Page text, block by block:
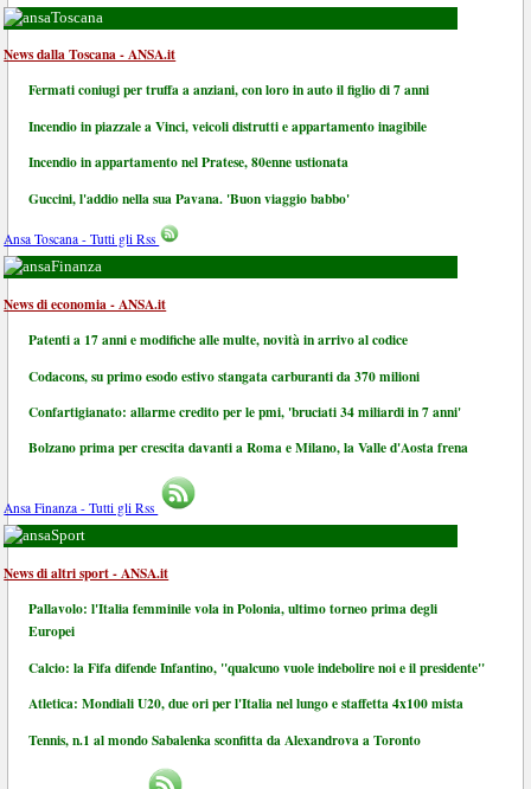
Toscana
News dalla Toscana - ANSA.it
Fermati coniugi per truffa a anziani, con loro in auto il figlio di 7 anni
Incendio in piazzale a Vinci, veicoli distrutti e appartamento inagibile
Incendio in appartamento nel Pratese, 80enne ustionata
Guccini, l'addio nella sua Pavana. 'Buon viaggio babbo'
Ansa Toscana - Tutti gli Rss
Finanza
News di economia - ANSA.it
Patenti a 17 anni e modifiche alle multe, novità in arrivo al codice
Codacons, su primo esodo estivo stangata carburanti da 370 milioni
Confartigianato: allarme credito per le pmi, 'bruciati 34 miliardi in 7 anni'
Bolzano prima per crescita davanti a Roma e Milano, la Valle d'Aosta frena
Ansa Finanza - Tutti gli Rss
Sport
News di altri sport - ANSA.it
Pallavolo: l'Italia femminile vola in Polonia, ultimo torneo prima degli
Europei
Calcio: la Fifa difende Infantino, "qualcuno vuole indebolire noi e il presidente"
Atletica: Mondiali U20, due ori per l'Italia nel lungo e staffetta 4x100 mista
Tennis, n.1 al mondo Sabalenka sconfitta da Alexandrova a Toronto